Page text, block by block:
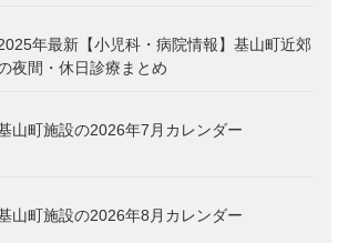
年最新【小児科・病院情報】基山町近郊
夜間・休日診療まとめ
山町施設の2026年7月カレンダー
山町施設の2026年8月カレンダー